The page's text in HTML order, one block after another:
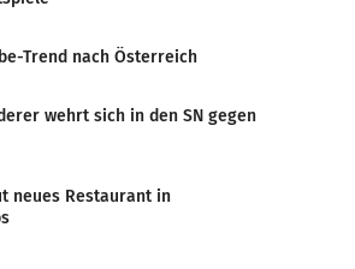
Trend nach Österreich
wehrt sich in den SN gegen
neues Restaurant in